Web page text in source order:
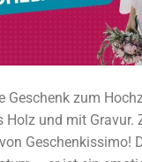
Geschenk zum
Holz und mit Gravur.
Geschenkissimo!